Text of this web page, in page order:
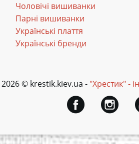
Чоловічі вишиванки
Парні вишиванки
Українські плаття
Українські бренди
2026 © krestik.kiev.ua - "Хрестик" -